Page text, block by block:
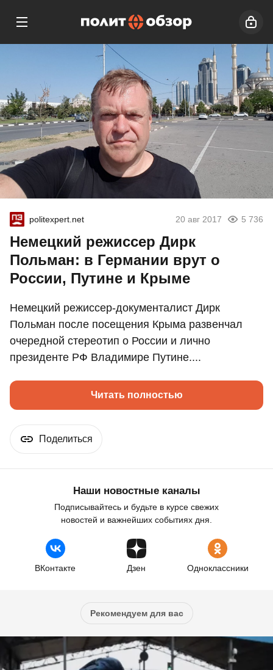
politexpert.net 20 авг 2017 5 736
Немецкий режиссер Дирк
Польман: в Германии врут о
России, Путине и Крыме
Немецкий режиссер-документалист Дирк
Польман после посещения Крыма развенчал
очередной стереотип о России и лично
президенте РФ Владимире Путине....
Читать полностью
Поделиться
Наши новостные каналы
Подписывайтесь и будьте в курсе свежих
новостей и важнейших событиях дня.
ВКонтакте Дзен Одноклассники
Рекомендуем для вас